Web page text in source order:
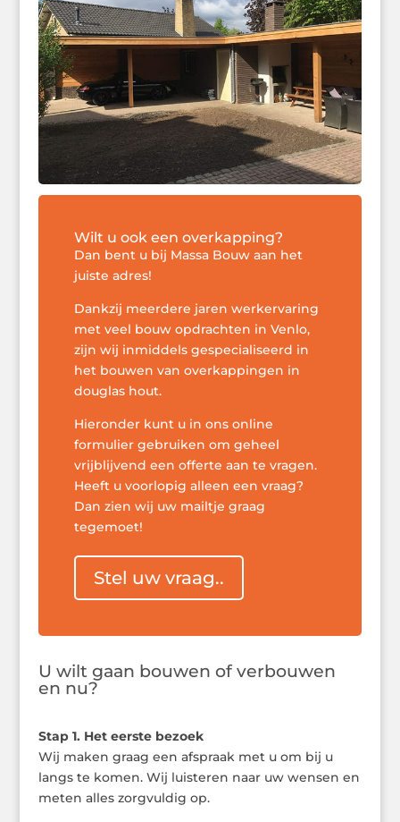
Wilt u ook een overkapping?
Dan bent u bij Massa Bouw aan het
juiste adres!
Dankzij meerdere jaren werkervaring
met veel bouw opdrachten in Venlo,
zijn wij inmiddels gespecialiseerd in
het bouwen van overkappingen in
douglas hout.
Hieronder kunt u in ons online
formulier gebruiken om geheel
vrijblijvend een offerte aan te vragen.
Heeft u voorlopig alleen een vraag?
Dan zien wij uw mailtje graag
tegemoet!
Stel uw vraag..
U wilt gaan bouwen of verbouwen
en nu?
Stap 1. Het eerste bezoek
Wij maken graag een afspraak met u om bij u
langs te komen. Wij luisteren naar uw wensen en
meten alles zorgvuldig op.